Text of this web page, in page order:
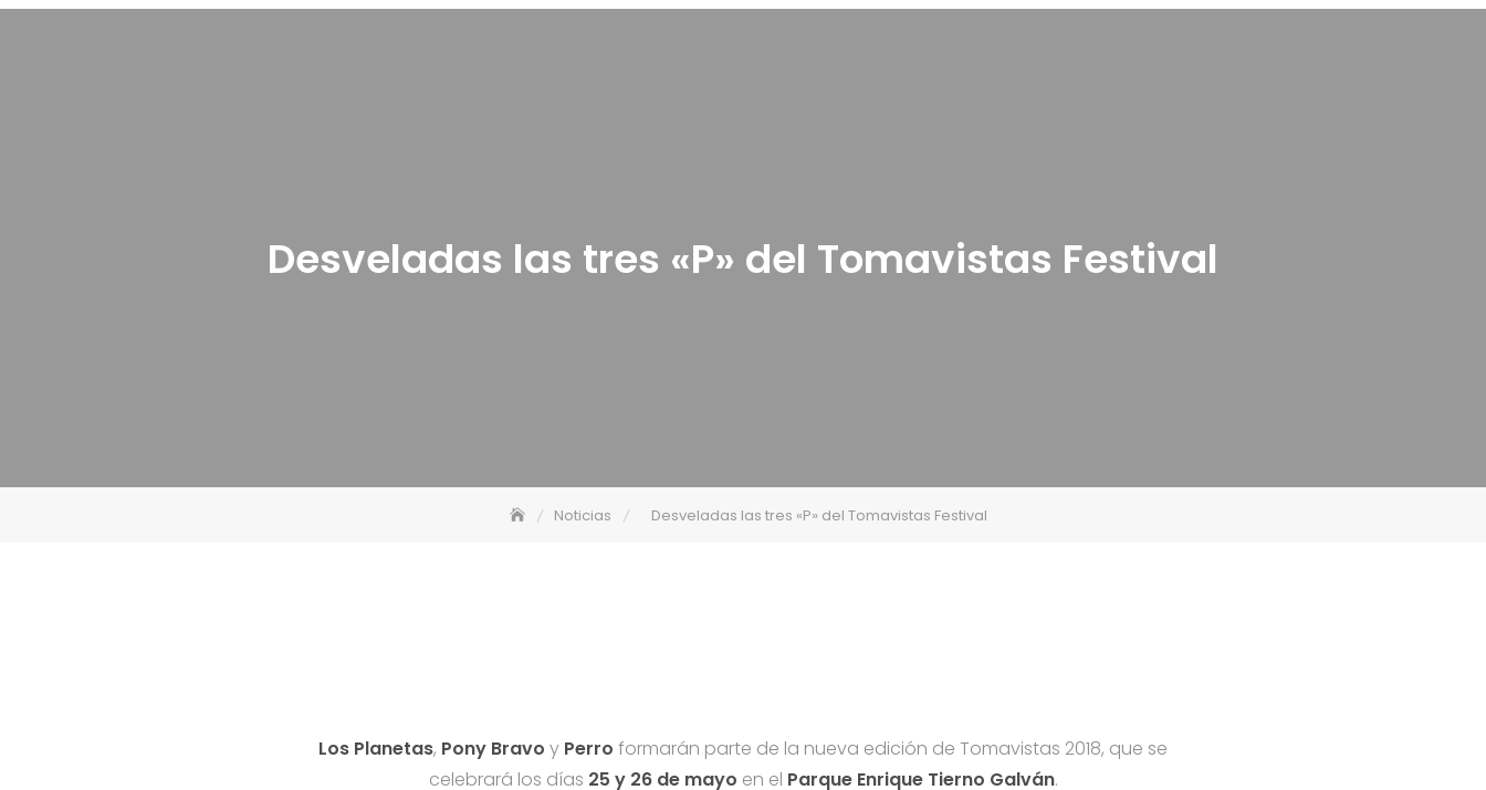
Desveladas las tres «P» del Tomavistas Festival
Noticias Desveladas las tres «P» del Tomavistas Festival
Los Planetas, Pony Bravo y Perro formarán parte de la nueva edición de Tomavistas 2018, que se
celebrará los días 25 y 26 de mayo en el Parque Enrique Tierno Galván.